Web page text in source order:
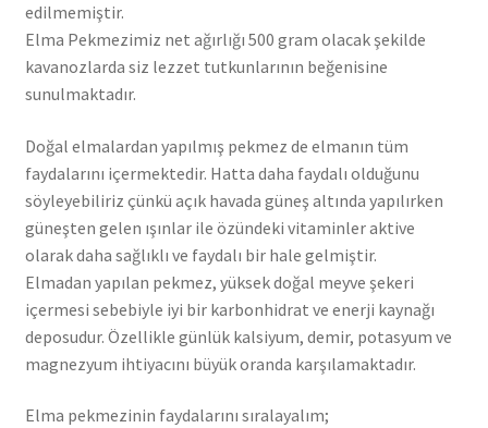
edilmemiştir.
Elma Pekmezimiz net ağırlığı 500 gram olacak şekilde
kavanozlarda siz lezzet tutkunlarının beğenisine
sunulmaktadır.
Doğal elmalardan yapılmış pekmez de elmanın tüm
faydalarını içermektedir. Hatta daha faydalı olduğunu
söyleyebiliriz çünkü açık havada güneş altında yapılırken
güneşten gelen ışınlar ile özündeki vitaminler aktive
olarak daha sağlıklı ve faydalı bir hale gelmiştir.
Elmadan yapılan pekmez, yüksek doğal meyve şekeri
içermesi sebebiyle iyi bir karbonhidrat ve enerji kaynağı
deposudur. Özellikle günlük kalsiyum, demir, potasyum ve
magnezyum ihtiyacını büyük oranda karşılamaktadır.
Elma pekmezinin faydalarını sıralayalım;